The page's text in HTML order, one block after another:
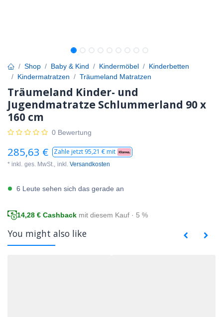
Shop Baby & Kind Kindermöbel
Kinderbetten
Kindermatratzen
Träumeland Matratzen
Träumeland Kinder- und
Jugendmatratze Schlummerland 90 x
160 cm
0 Bewertung
285,63 € Zahle jetzt 95,21 € mit
* inkl. ges. MwSt., inkl. Versandkosten
6 Leute sehen sich das gerade an
14,28 € Cashback mit diesem Kauf · 5 %
You might also like